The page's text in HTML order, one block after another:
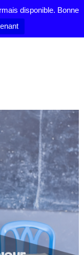
disponible. Bonne